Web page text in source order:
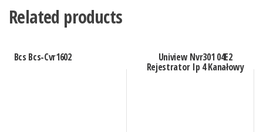
Related products
Bcs Bcs-Cvr1602 Uniview Nvr301 04E2
Rejestrator Ip 4 Kanałowy